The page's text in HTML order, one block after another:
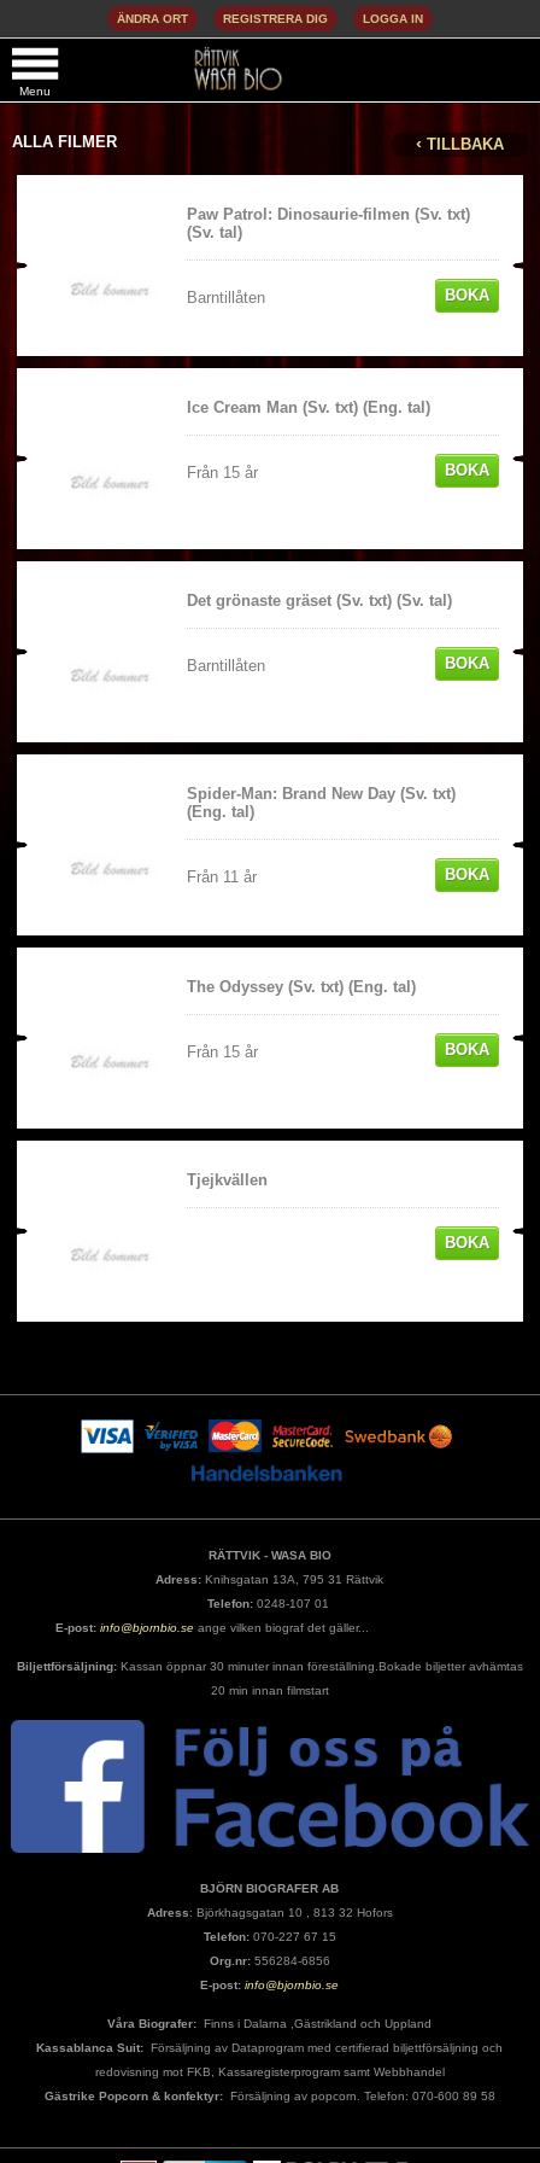
ÄNDRA ORT REGISTRERA DIG LOGGA IN
Menu
ALLA FILMER ‹ TILLBAKA
Paw Patrol: Dinosaurie-filmen (Sv. txt)
(Sv. tal)
Barntillåten BOKA
Ice Cream Man (Sv. txt) (Eng. tal)
Från 15 år BOKA
Det grönaste gräset (Sv. txt) (Sv. tal)
Barntillåten BOKA
Spider-Man: Brand New Day (Sv. txt)
(Eng. tal)
Från 11 år BOKA
The Odyssey (Sv. txt) (Eng. tal)
Från 15 år BOKA
Tjejkvällen
BOKA
RÄTTVIK - WASA BIO
Adress: Knihsgatan 13A, 795 31 Rättvik
Telefon:0248-107 01
E-post: info@bjornbio.seange vilken biograf det gäller...
Biljettförsäljning: Kassan öppnar 30 minuter innan föreställning.Bokade biljetter avhämtas
20 min innan filmstart
BJÖRN BIOGRAFER AB
Adress: Björkhagsgatan 10 , 813 32 Hofors
Telefon:070-227 67 15
Org.nr:556284-6856
E-post: info@bjornbio.se
Våra Biografer:Finns i Dalarna ,Gästrikland och Uppland
Kassablanca Suit:Försäljning av Dataprogram med certifierad biljettförsäljning och
redovisning mot FKB, Kassaregisterprogram samt Webbhandel
Gästrike Popcorn & konfektyr:Försäljning av popcorn. Telefon: 070-600 89 58